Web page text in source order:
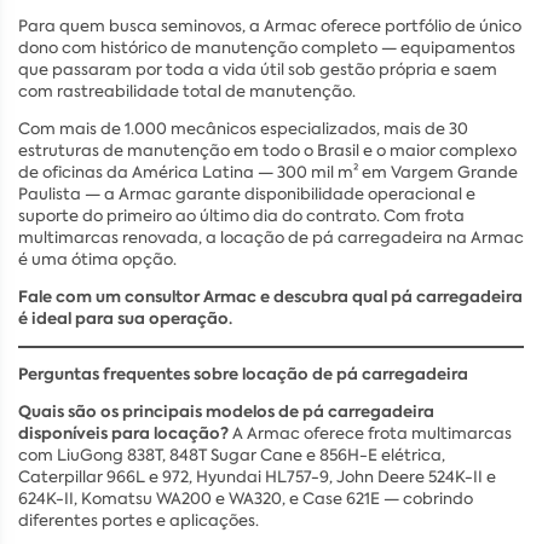
Para quem busca seminovos, a Armac oferece portfólio de único
dono com histórico de manutenção completo — equipamentos
que passaram por toda a vida útil sob gestão própria e saem
com rastreabilidade total de manutenção.
Com mais de 1.000 mecânicos especializados, mais de 30
estruturas de manutenção em todo o Brasil e o maior complexo
de oficinas da América Latina — 300 mil m² em Vargem Grande
Paulista — a Armac garante disponibilidade operacional e
suporte do primeiro ao último dia do contrato. Com frota
multimarcas renovada, a locação de pá carregadeira na Armac
é uma ótima opção.
Fale com um consultor Armac e descubra qual pá carregadeira
é ideal para sua operação.
Perguntas frequentes sobre locação de pá carregadeira
Quais são os principais modelos de pá carregadeira
disponíveis para locação?A Armac oferece frota multimarcas
com LiuGong 838T, 848T Sugar Cane e 856H-E elétrica,
Caterpillar 966L e 972, Hyundai HL757-9, John Deere 524K-II e
624K-II, Komatsu WA200 e WA320, e Case 621E — cobrindo
diferentes portes e aplicações.